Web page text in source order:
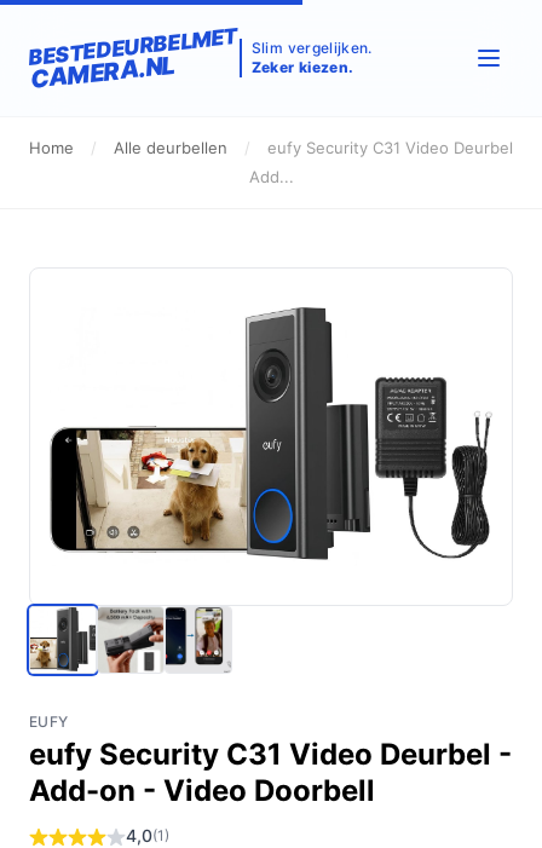
BESTEDEURBELMET
CAMERA.NL
Slim vergelijken.
Zeker kiezen.
Home / Alle deurbellen /
eufy Security C31 Video Deurbel
Add...
EUFY
eufy Security C31 Video Deurbel -
Add-on - Video Doorbell
4,0(1)